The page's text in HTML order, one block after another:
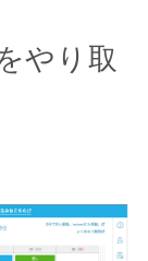
やり取